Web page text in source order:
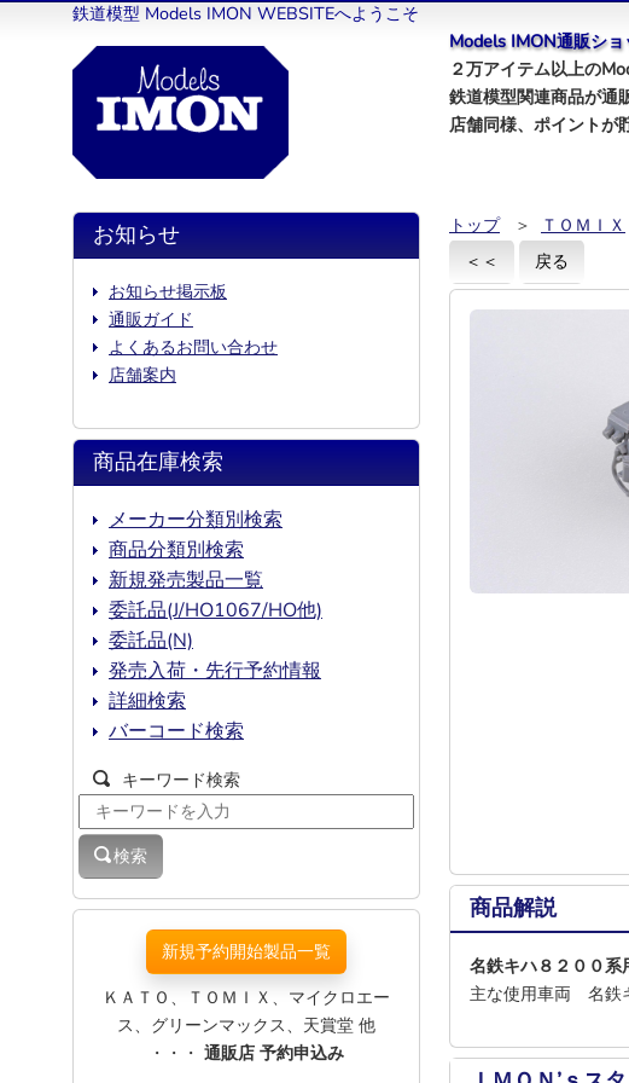
鉄道模型 Models IMON WEBSITEへようこそ
Models IMON通販ショ
２万アイテム以上の
鉄道模型関連商品が通
店舗同様、ポイントが
トップ ＞ ＴＯＭＩＸ
＜＜
戻る
商品解説
名鉄キハ８２００
主な使用車両 名鉄
お知らせ
お知らせ掲示板
通販ガイド
よくあるお問い合わせ
店舗案内
商品在庫検索
メーカー分類別検索
商品分類別検索
新規発売製品一覧
委託品(J/HO1067/HO他)
委託品(N)
発売入荷・先行予約情報
詳細検索
バーコード検索
キーワード検索
検索
新規予約開始製品一覧
ＫＡＴＯ、ＴＯＭＩＸ、マイクロエー
ス、グリーンマックス、天賞堂 他
・・・ 通販店 予約申込み